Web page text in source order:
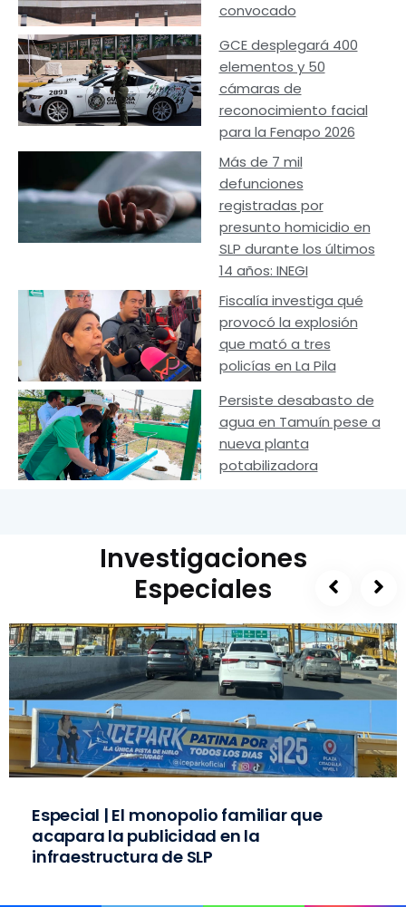
convocado
GCE desplegará 400
elementos y 50
cámaras de
reconocimiento facial
para la Fenapo 2026
Más de 7 mil
defunciones
registradas por
presunto homicidio en
SLP durante los últimos
14 años: INEGI
Fiscalía investiga qué
provocó la explosión
que mató a tres
policías en La Pila
Persiste desabasto de
agua en Tamuín pese a
nueva planta
potabilizadora
Investigaciones
Especiales
Especial | El monopolio familiar que
acapara la publicidad en la
infraestructura de SLP